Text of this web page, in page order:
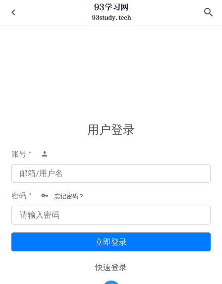
用户登录
账号 *
密码 * 忘记密码？
立即登录
快速登录
《Maze Runner Series Complete Collection (Maze Runner)》,The –
James Dashner 原版英文小说《 移动迷宫 》 2020-11-30
庄子说什么
如何理解建筑 2021-01-27